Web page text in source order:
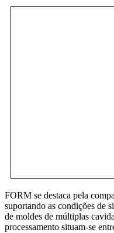
FORM se destaca pela
suportando as condições de
de moldes de múltiplas
processamento situam-se